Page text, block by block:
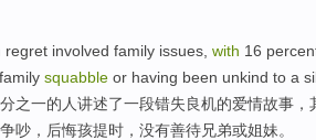
regret involved family issues, with 16
family squabble or having been unkind to a
之一的 人讲述了一段错失良机的爱情故事，
争吵 ，后悔孩提时，没有善待兄弟或姐妹。